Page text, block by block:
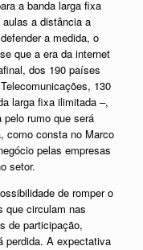
a banda larga fixa
a distância a
a medida, o
que a era da internet
dos 190 países
130
larga fixa ilimitada –,
rumo que será
como consta no Marco
pelas empresas
setor.
de romper o
que circulam nas
de participação,
perdida. A expectativa